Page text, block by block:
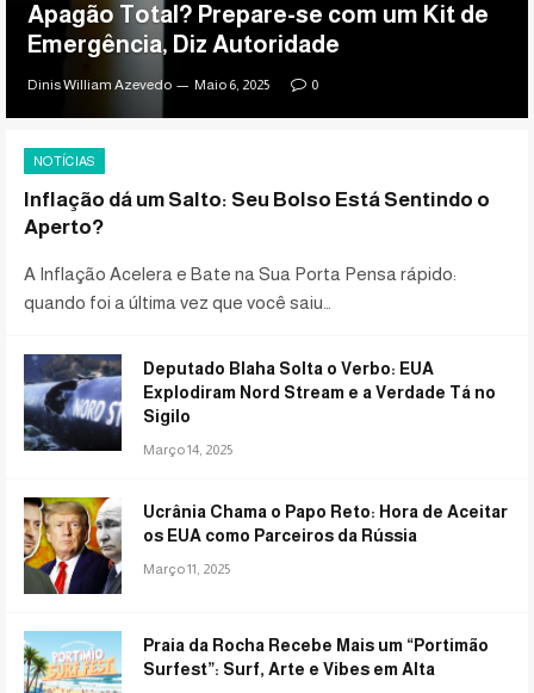
Apagão Total? Prepare-se com um Kit de
Emergência, Diz Autoridade
Dinis William Azevedo Maio 6, 2025 0
NOTÍCIAS
Inflação dá um Salto: Seu Bolso Está Sentindo o
Aperto?
A Inflação Acelera e Bate na Sua Porta Pensa rápido:
quando foi a última vez que você saiu…
Deputado Blaha Solta o Verbo: EUA
Explodiram Nord Stream e a Verdade Tá no
Sigilo
Março 14, 2025
Ucrânia Chama o Papo Reto: Hora de Aceitar
os EUA como Parceiros da Rússia
Março 11, 2025
Praia da Rocha Recebe Mais um “Portimão
Surfest”: Surf, Arte e Vibes em Alta